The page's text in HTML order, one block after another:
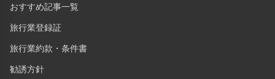
おすすめ記事一覧
旅行業登録証
旅行業約款・条件書
勧誘方針